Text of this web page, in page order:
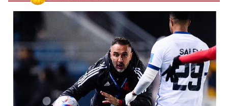
almak için lütfen